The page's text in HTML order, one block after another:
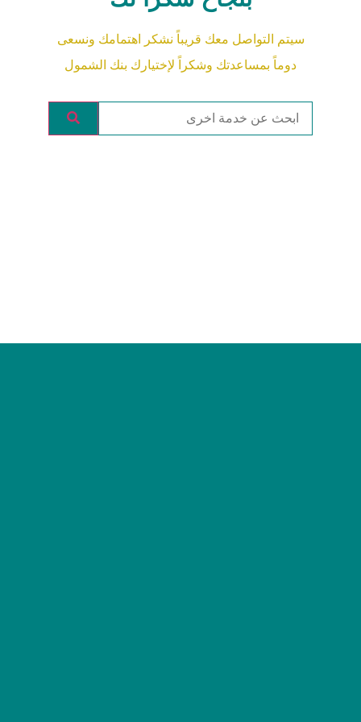
سيتم التواصل معك قريباً نشكر اهتمامك ونسعى
دوماً بمساعدتك وشكراً لإختيارك بنك الشمول